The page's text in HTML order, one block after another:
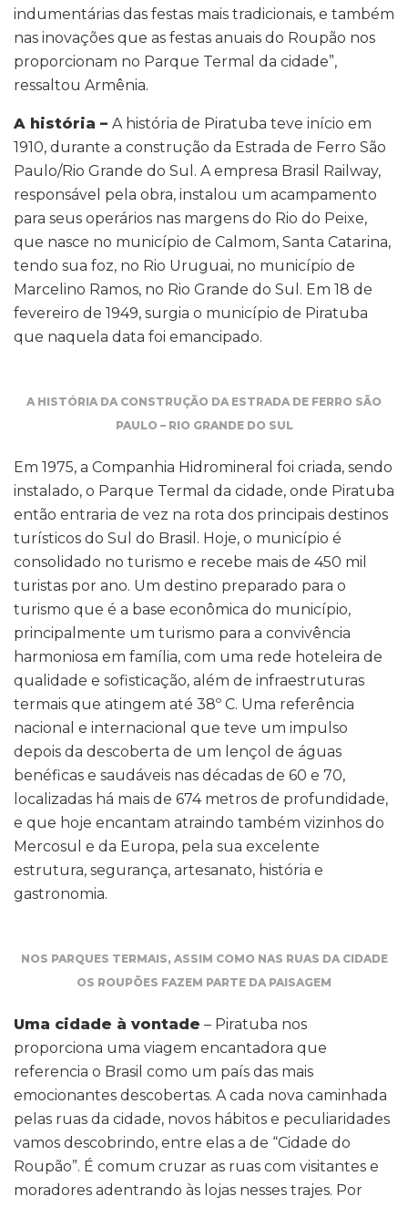
indumentárias das festas mais tradicionais, e também
nas inovações que as festas anuais do Roupão nos
proporcionam no Parque Termal da cidade”,
ressaltou Armênia.
A história – A história de Piratuba teve início em
1910, durante a construção da Estrada de Ferro São
Paulo/Rio Grande do Sul. A empresa Brasil Railway,
responsável pela obra, instalou um acampamento
para seus operários nas margens do Rio do Peixe,
que nasce no município de Calmom, Santa Catarina,
tendo sua foz, no Rio Uruguai, no município de
Marcelino Ramos, no Rio Grande do Sul. Em 18 de
fevereiro de 1949, surgia o município de Piratuba
que naquela data foi emancipado.
A HISTÓRIA DA CONSTRUÇÃO DA ESTRADA DE FERRO SÃO
PAULO – RIO GRANDE DO SUL
Em 1975, a Companhia Hidromineral foi criada, sendo
instalado, o Parque Termal da cidade, onde Piratuba
então entraria de vez na rota dos principais destinos
turísticos do Sul do Brasil. Hoje, o município é
consolidado no turismo e recebe mais de 450 mil
turistas por ano. Um destino preparado para o
turismo que é a base econômica do município,
principalmente um turismo para a convivência
harmoniosa em família, com uma rede hoteleira de
qualidade e sofisticação, além de infraestruturas
termais que atingem até 38º C. Uma referência
nacional e internacional que teve um impulso
depois da descoberta de um lençol de águas
benéficas e saudáveis nas décadas de 60 e 70,
localizadas há mais de 674 metros de profundidade,
e que hoje encantam atraindo também vizinhos do
Mercosul e da Europa, pela sua excelente
estrutura, segurança, artesanato, história e
gastronomia.
NOS PARQUES TERMAIS, ASSIM COMO NAS RUAS DA CIDADE
OS ROUPÕES FAZEM PARTE DA PAISAGEM
Uma cidade à vontade – Piratuba nos
proporciona uma viagem encantadora que
referencia o Brasil como um país das mais
emocionantes descobertas. A cada nova caminhada
pelas ruas da cidade, novos hábitos e peculiaridades
vamos descobrindo, entre elas a de “Cidade do
Roupão”. É comum cruzar as ruas com visitantes e
moradores adentrando às lojas nesses trajes. Por